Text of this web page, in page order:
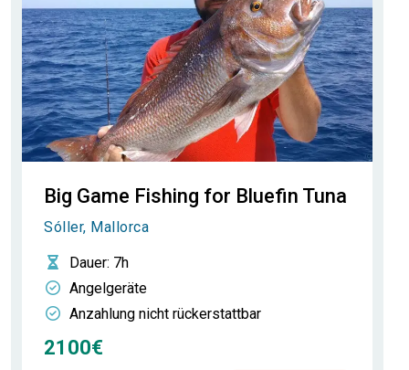
Big Game Fishing for Bluefin Tuna
Sóller, Mallorca
Dauer: 7h
Angelgeräte
Anzahlung nicht rückerstattbar
2100€